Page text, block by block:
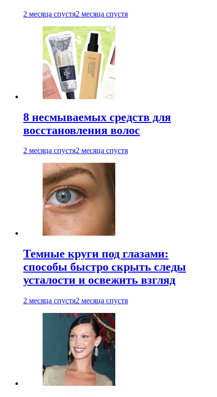
2 месяца спустя2 месяца спустя
8 несмываемых средств для
восстановления волос
2 месяца спустя2 месяца спустя
Темные круги под глазами:
способы быстро скрыть следы
усталости и освежить взгляд
2 месяца спустя2 месяца спустя